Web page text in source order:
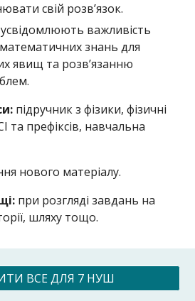
свій розв’язок.
важливість
знань для
явищ та розв’язанню
підручник з фізики, фізичні
та префіксів, навчальна
нового матеріалу.
при розгляді завдань на
шляху тощо.
ВСЕ ДЛЯ 7 НУШ